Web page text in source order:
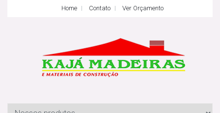
Home Contato Ver Orçamento